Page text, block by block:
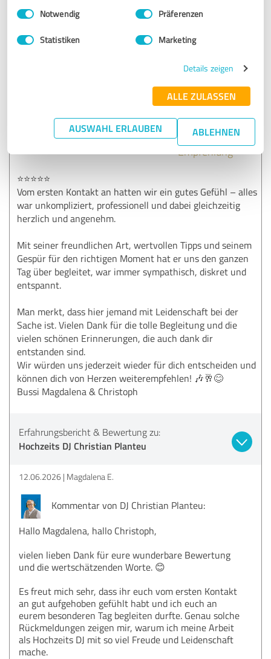
Impressum Datenschutzbestimmungen
Einwilligungsauswahl
Notwendig Präferenzen
Statistiken Marketing
Details zeigen
ALLE ZULASSEN
AUSWAHL ERLAUBEN ABLEHNEN
Herzen alles Gute für euren gemeinsamen Lebensweg
und viele schöne Momente miteinander. ❤️
Vielen Dank für euer Vertrauen!
5,00 von 5
Empfehlung
⭐⭐⭐⭐⭐
Vom ersten Kontakt an hatten wir ein gutes Gefühl – alles
war unkompliziert, professionell und dabei gleichzeitig
herzlich und angenehm.
Mit seiner freundlichen Art, wertvollen Tipps und seinem
Gespür für den richtigen Moment hat er uns den ganzen
Tag über begleitet, war immer sympathisch, diskret und
entspannt.
Man merkt, dass hier jemand mit Leidenschaft bei der
Sache ist. Vielen Dank für die tolle Begleitung und die
vielen schönen Erinnerungen, die auch dank dir
entstanden sind.
Wir würden uns jederzeit wieder für dich entscheiden und
können dich von Herzen weiterempfehlen! 🎶🥂😊
Bussi Magdalena & Christoph
Erfahrungsbericht & Bewertung zu:
Hochzeits DJ Christian Planteu
12.06.2026 Magdalena E.
Kommentar von DJ Christian Planteu:
Hallo Magdalena, hallo Christoph,
vielen lieben Dank für eure wunderbare Bewertung
und die wertschätzenden Worte. 😊
Es freut mich sehr, dass ihr euch vom ersten Kontakt
an gut aufgehoben gefühlt habt und ich euch an
eurem besonderen Tag begleiten durfte. Genau solche
Rückmeldungen zeigen mir, warum ich meine Arbeit
als Hochzeits DJ mit so viel Freude und Leidenschaft
mache.